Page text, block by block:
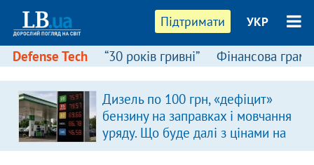
Підтримати УКР
Defense Tech “30 років гривні” Фінансова
Дизель по 100 грн, «дефіцит»
бензину на заправках і мовчання
уряду. Що буде далі з цінами на
пальне?